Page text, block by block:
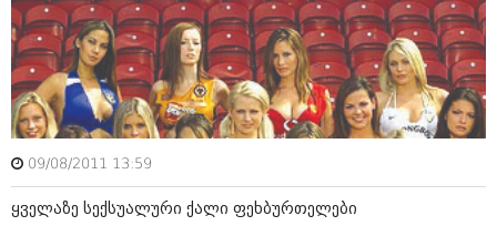
პოლიტიკა
ინტერვიუები
პოლიტიკა
ინტერვიუები
ამბები
საზოგადოება
მოდი, ვილაპარაკოთ
09/08/2011 13:59
ყველაზე სექსუალური ქალი ფეხბურთელები